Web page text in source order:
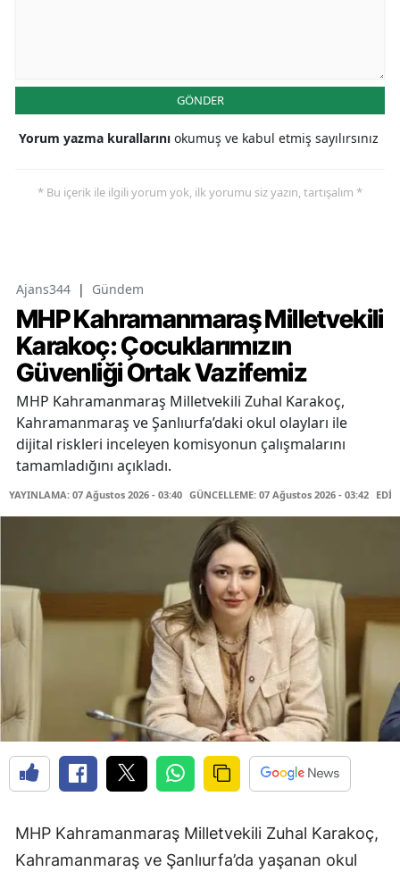
GÖNDER
Yorum yazma kurallarını okumuş ve kabul etmiş sayılırsınız
* Bu içerik ile ilgili yorum yok, ilk yorumu siz yazın, tartışalım *
Ajans344 | Gündem
MHP Kahramanmaraş Milletvekili
Karakoç: Çocuklarımızın
Güvenliği Ortak Vazifemiz
MHP Kahramanmaraş Milletvekili Zuhal Karakoç,
Kahramanmaraş ve Şanlıurfa’daki okul olayları ile
dijital riskleri inceleyen komisyonun çalışmalarını
tamamladığını açıkladı.
YAYINLAMA: 07 Ağustos 2026 - 03:40 GÜNCELLEME: 07 Ağustos 2026 - 03:42
MHP Kahramanmaraş Milletvekili Zuhal Karakoç,
Kahramanmaraş ve Şanlıurfa’da yaşanan okul